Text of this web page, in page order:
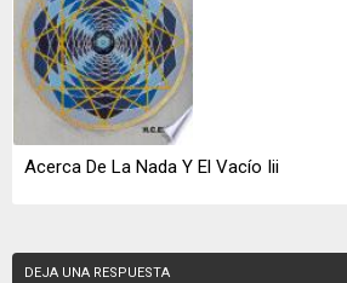
Acerca De La Nada Y El Vacío Iii
DEJA UNA RESPUESTA